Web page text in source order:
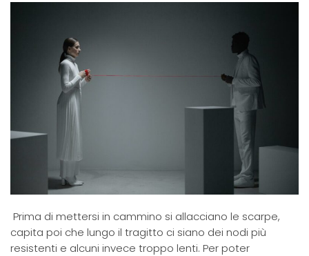
Prima di mettersi in cammino si allacciano le scarpe,
capita poi che lungo il tragitto ci siano dei nodi più
resistenti e alcuni invece troppo lenti. Per poter